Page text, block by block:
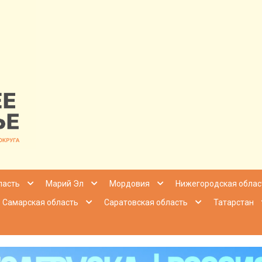
|Марий Эл Мордовия Нижегородская
Самарская область Саратовская область Татарстан